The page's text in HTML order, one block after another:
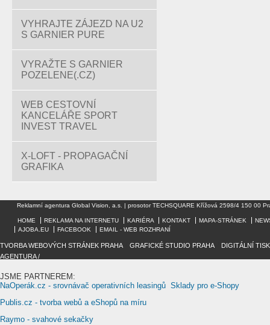
VYHRAJTE ZÁJEZD NA U2
S GARNIER PURE
VYRAŽTE S GARNIER
POZELENE(.CZ)
WEB CESTOVNÍ
KANCELÁŘE SPORT
INVEST TRAVEL
X-LOFT - PROPAGAČNÍ
GRAFIKA
Reklamní agentura Global Vision, a.s. | prosotor TECHSQUARE Křížová 2598/4 150 00
HOME REKLAMA NA INTERNETU KARIÉRA KONTAKT MAPA-STRÁNEK
AJOBA.EU
FACEBOOK EMAIL - WEB ROZHRANÍ
TVORBA WEBOVÝCH STRÁNEK PRAHA GRAFICKÉ STUDIO PRAHA
DIGITÁLNÍ
AGENTURA /
JSME PARTNEREM:
NaOperák.cz - srovnávač operativních leasingů Sklady pro e-Shopy
Publis.cz - tvorba webů a eShopů na míru
Raymo - svahové sekačky